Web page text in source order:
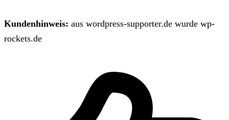
Kundenhinweis: aus wordpress-supporter.de wurde wp-
rockets.de